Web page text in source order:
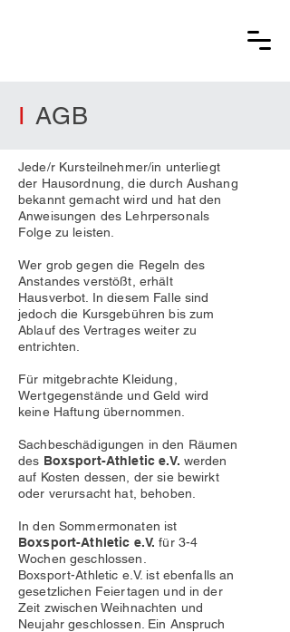
I AGB
Jede/r Kursteilnehmer/in unterliegt
der Hausordnung, die durch Aushang
bekannt gemacht wird und hat den
Anweisungen des Lehrpersonals
Folge zu leisten.
Wer grob gegen die Regeln des
Anstandes verstößt, erhält
Hausverbot. In diesem Falle sind
jedoch die Kursgebühren bis zum
Ablauf des Vertrages weiter zu
entrichten.
Für mitgebrachte Kleidung,
Wertgegenstände und Geld wird
keine Haftung übernommen.
Sachbeschädigungen in den Räumen
des Boxsport-Athletic e.V. werden
auf Kosten dessen, der sie bewirkt
oder verursacht hat, behoben.
In den Sommermonaten ist
Boxsport-Athletic e.V. für 3-4
Wochen geschlossen.
Boxsport-Athletic e.V. ist ebenfalls an
gesetzlichen Feiertagen und in der
Zeit zwischen Weihnachten und
Neujahr geschlossen. Ein Anspruch